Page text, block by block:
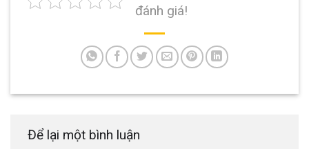
đánh giá!
Để lại một bình luận